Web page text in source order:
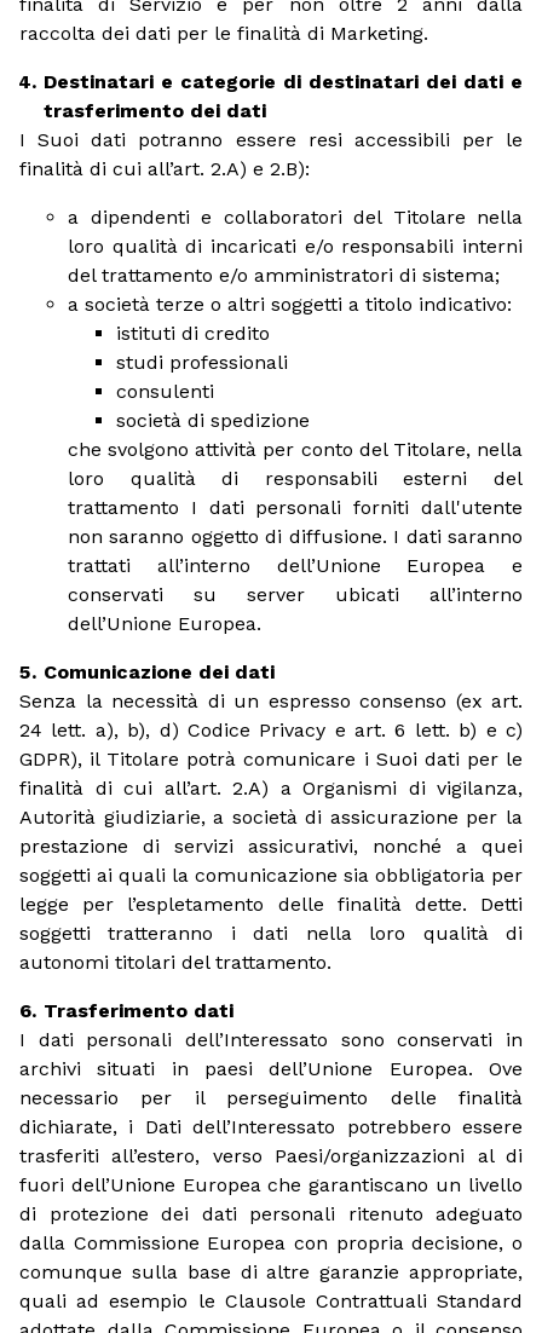
raccolta dei dati per le finalità di Marketing.
Destinatari e categorie di destinatari dei dati e
trasferimento dei dati
I Suoi dati potranno essere resi accessibili per le
finalità di cui all’art. 2.A) e 2.B):
a dipendenti e collaboratori del Titolare nella
loro qualità di incaricati e/o responsabili interni
del trattamento e/o amministratori di sistema;
a società terze o altri soggetti a titolo indicativo:
istituti di credito
studi professionali
consulenti
società di spedizione
che svolgono attività per conto del Titolare, nella
loro qualità di responsabili esterni del
trattamento I dati personali forniti dall'utente
non saranno oggetto di diffusione. I dati saranno
trattati all’interno dell’Unione Europea e
conservati su server ubicati all’interno
dell’Unione Europea.
Comunicazione dei dati
Senza la necessità di un espresso consenso (ex art.
24 lett. a), b), d) Codice Privacy e art. 6 lett. b) e c)
GDPR), il Titolare potrà comunicare i Suoi dati per le
finalità di cui all’art. 2.A) a Organismi di vigilanza,
Autorità giudiziarie, a società di assicurazione per la
prestazione di servizi assicurativi, nonché a quei
soggetti ai quali la comunicazione sia obbligatoria per
legge per l’espletamento delle finalità dette. Detti
soggetti tratteranno i dati nella loro qualità di
autonomi titolari del trattamento.
Trasferimento dati
I dati personali dell’Interessato sono conservati in
archivi situati in paesi dell’Unione Europea. Ove
necessario per il perseguimento delle finalità
dichiarate, i Dati dell’Interessato potrebbero essere
trasferiti all’estero, verso Paesi/organizzazioni al di
fuori dell’Unione Europea che garantiscano un livello
di protezione dei dati personali ritenuto adeguato
dalla Commissione Europea con propria decisione, o
comunque sulla base di altre garanzie appropriate,
quali ad esempio le Clausole Contrattuali Standard